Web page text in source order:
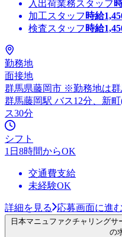
入出荷業務スタッフ
加工スタッフ 時給
検査スタッフ 時給
勤務地
面接地
群馬県藤岡市 ※勤務地は
群馬藤岡駅 バス12分、新
ス30分
シフト
1日8時間からOK
交通費支給
未経験OK
詳細を見る 応募画面に進む
日本マニュファクチャリング
の